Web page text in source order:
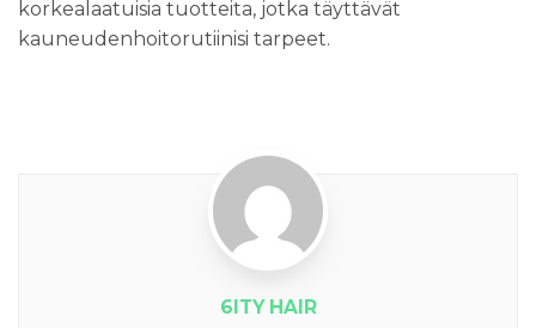
korkealaatuisia tuotteita, jotka täyttävät
kauneudenhoitorutiinisi tarpeet.
6ITY HAIR